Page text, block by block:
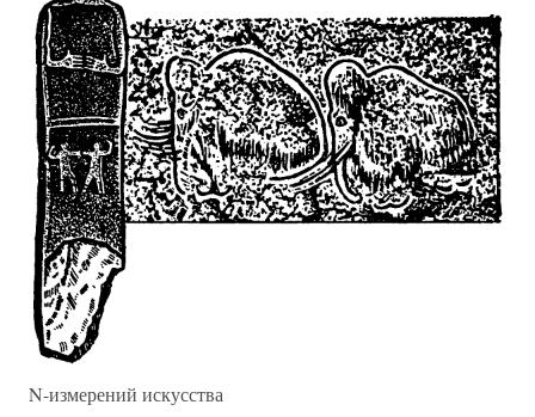
N-измерений искусства